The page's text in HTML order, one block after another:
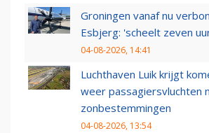
Groningen vanaf nu
Esbjerg: 'scheelt zeven
04-08-2026, 14:41
Luchthaven Luik krijgt
weer passagiersvluchten
zonbestemmingen
04-08-2026, 13:54